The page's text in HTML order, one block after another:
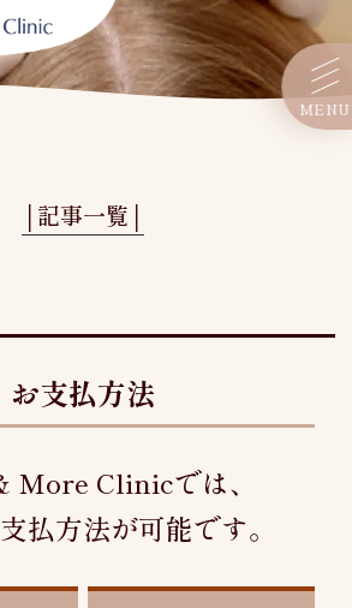
MENU
│記事一覧│
お支払方法
More Clinicでは、
払方法が可能です。